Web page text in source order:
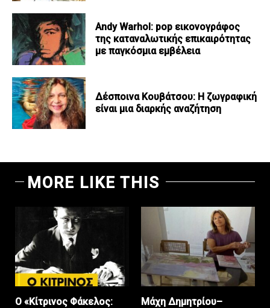
Andy Warhol: pop εικονογράφος
της καταναλωτικής επικαιρότητας
με παγκόσμια εμβέλεια
Δέσποινα Κουβάτσου: Η ζωγραφική
είναι μια διαρκής αναζήτηση
MORE LIKE THIS
Ο «Κίτρινος Φάκελος:
Μάχη Δημητρίου–